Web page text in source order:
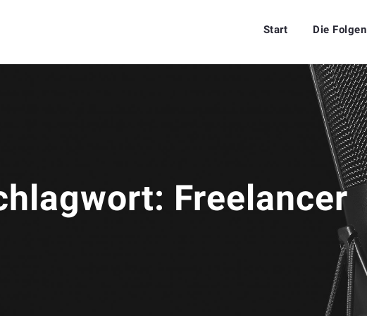
Start Die Folgen
Freelancer